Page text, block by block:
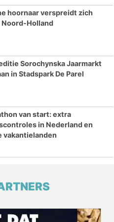
hoornaar verspreidt zich
Noord-Holland
Sorochynska Jaarmarkt
in Stadspark De Parel
van start: extra
in Nederland en
vakantielanden